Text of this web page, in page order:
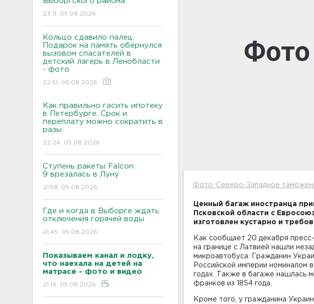
23:11, 05.08.2026
Кольцо сдавило палец.
Подарок на память обернулся
вызовом спасателей в
детский лагерь в Ленобласти
- фото
22:51, 05.08.2026
Как правильно гасить ипотеку
в Петербурге. Срок и
переплату можно сократить в
разы
22:24, 05.08.2026
Ступень ракеты Falcon
9 врезалась в Луну
21:58, 05.08.2026
Где и когда в Выборге ждать
отключения горячей воды
21:45, 05.08.2026
Показываем канал и лодку,
что наехала на детей на
матрасе - фото и видео
21:14, 05.08.2026
Фото: Северо-Западное
Ценный багаж иностранца
Псковской области с
изготовлен кустарно и
Как сообщает 20 декабря
на границе с Латвией нашли
микроавтобуса. Гражданин
Российской империи номиналом
годах. Также в багаже нашлась
франков из 1854 года.
Кроме того, у гражданина